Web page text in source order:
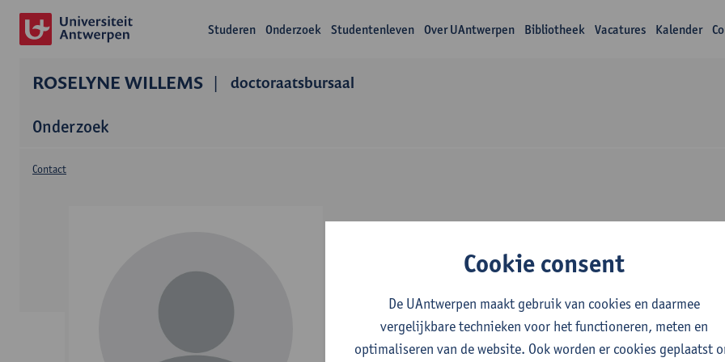
Studeren Onderzoek Studentenleven Over UAntwerpen Bibliotheek Vacatures Kalender
ROSELYNE WILLEMS doctoraatsbursaal
Onderzoek
Over Roselyne
Contact
Cookie consent
De UAntwerpen maakt gebruik van cookies en daarmee
vergelijkbare technieken voor het functioneren, meten en
optimaliseren van de website. Ook worden er cookies geplaatst